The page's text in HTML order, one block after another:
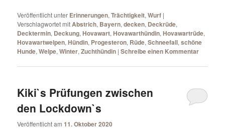
Veröffentlicht unter Erinnerungen,Trächtigkeit,Wurf |
Verschlagwortet mitAbstrich, Bayern,decken, Deckrüde,
Decktermin, Deckung,Hovawart,Hovawarthündin,Hovawartrüde,
Hovawartwelpen,Hündin, Progesteron, Rüde,Schneefall,schöne
Hunde,Welpe,Winter,Zuchthündin |Schreibe einen Kommentar
Kiki`s Prüfungen zwischen
den Lockdown`s
Veröffentlicht am11. Oktober 2020